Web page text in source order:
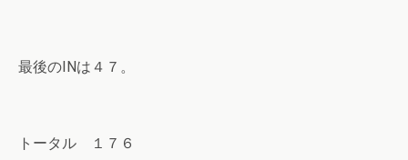
最後のINは４７。
トータル １７６